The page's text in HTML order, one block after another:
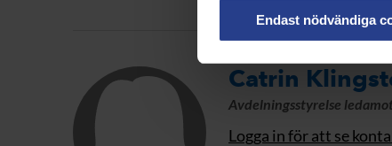
Endast nödvändiga
Catrin
Avdelningsstyrelse
Logga in för att se